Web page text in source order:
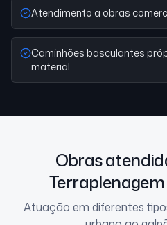
Atendimento a obras
Caminhões basculantes
material
Obras
Atuação em diferentes